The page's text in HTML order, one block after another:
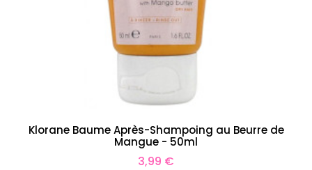
Klorane Baume Après-Shampoing au Beurre de
Mangue - 50ml
Prix
3,99 €